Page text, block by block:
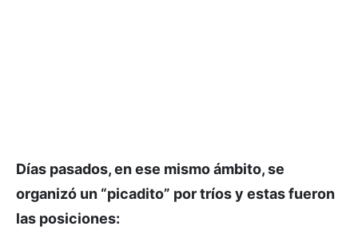
Días pasados, en ese mismo ámbito, se
organizó un “picadito” por tríos y estas fueron
las posiciones: